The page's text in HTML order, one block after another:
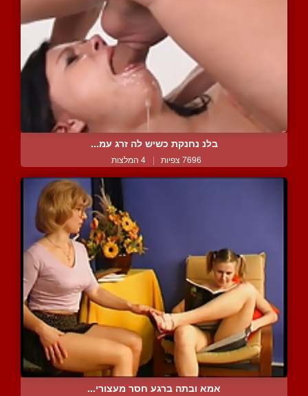
בלנ נחנקת כשיש לה זרג עמ...
7696 צפיות | 4 המלצות
אמא ובתה ברגע חסר מעצורי...